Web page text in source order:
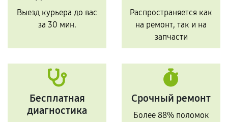
Выезд курьера до вас
за 30 мин.
Распространяется как
на ремонт, так и на
запчасти
Бесплатная
диагностика
Срочный ремонт
Более 88% поломок